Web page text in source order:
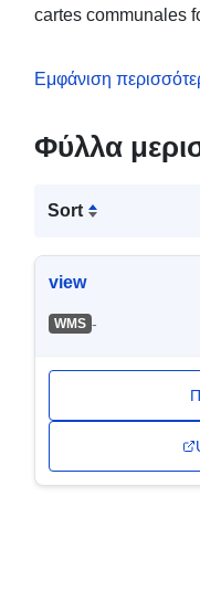
cartes communales
Εμφάνιση
Φύλλα
Sort
view
WMS -